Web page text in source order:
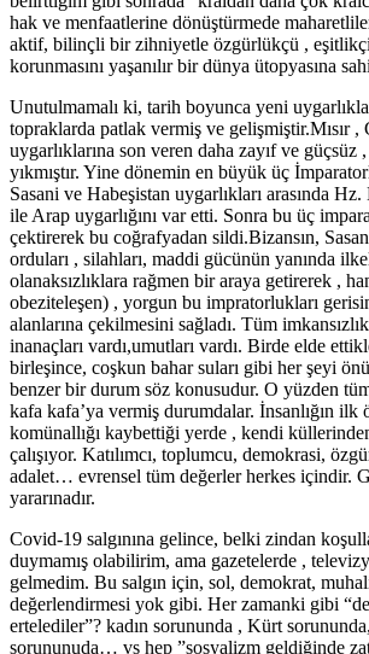
hak ve menfaatlerine dönüştürmede
aktif, bilinçli bir zihniyetle özgürlükçü ,
korunmasını yaşanılır bir dünya ütopyasına
Unutulmamalı ki, tarih boyunca yeni
topraklarda patlak vermiş ve gelişmiştir.Mısır ,
uygarlıklarına son veren daha zayıf ve güçsüz
yıkmıştır. Yine dönemin en büyük üç
Sasani ve Habeşistan uygarlıkları arasında
ile Arap uygarlığını var etti. Sonra bu üç
çektirerek bu coğrafyadan sildi.Bizansın,
orduları , silahları, maddi gücünün yanında
olanaksızlıklara rağmen bir araya getirerek ,
obeziteleşen) , yorgun bu impratorlukları
alanlarına çekilmesini sağladı. Tüm
inanaçları vardı,umutları vardı. Birde elde
birleşince, coşkun bahar suları gibi her şeyi
benzer bir durum söz konusudur. O yüzden
kafa kafa’ya vermiş durumdalar. İnsanlığın
komünallığı kaybettiği yerde , kendi
çalışıyor. Katılımcı, toplumcu, demokrasi,
adalet… evrensel tüm değerler herkes içindir.
yararınadır.
Covid-19 salgınına gelince, belki zindan
duymamış olabilirim, ama gazetelerde ,
gelmedim. Bu salgın için, sol, demokrat,
değerlendirmesi yok gibi. Her zamanki gibi
ertelediler”? kadın sorununda , Kürt
sorununuda… vs hep ”sosyalizm geldiğinde